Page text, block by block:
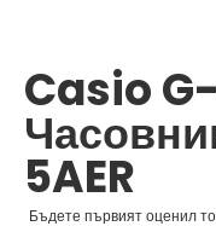
на
галерия
със
снимки
Casio
5AER
Бъдете първият оценил